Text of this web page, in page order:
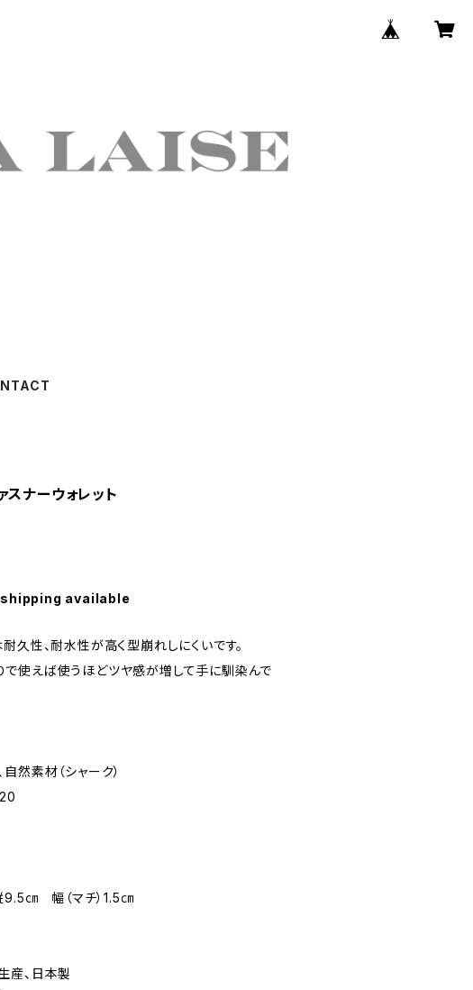
スナーウォレット
available
耐久性、耐水性が高く型崩れしにくいです。
で使えば使うほどツヤ感が増して手に馴染んで
然素材（シャーク）
幅（マチ）1.5㎝
産、日本製